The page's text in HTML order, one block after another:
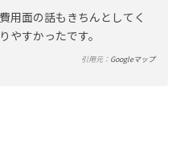
用面の話もきちんとしてく
やすかったです。
引用元： Googleマップ